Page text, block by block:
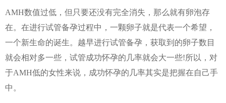
AMH数值过低，但只要还没有完全消失，那么就有卵泡存
在。在进行试管备孕过程中，一颗卵子就是代表一个希望，
一个新生命的诞生。越早进行试管备孕，获取到的卵子数目
就会相对多一些，试管成功怀孕的几率就会大一些!所以，对
于AMH低的女性来说，成功怀孕的几率其实是把握在自己手
中。